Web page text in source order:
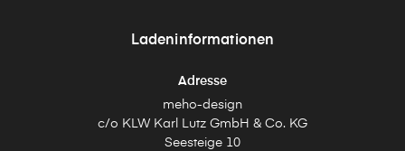
Ladeninformationen
Adresse
meho-design
c/o KLW Karl Lutz GmbH & Co. KG
Seesteige 10